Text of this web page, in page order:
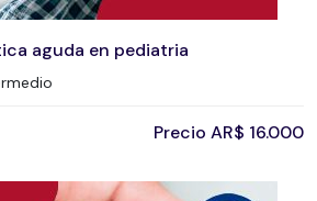
aguda en pediatria
Precio AR$ 16.000